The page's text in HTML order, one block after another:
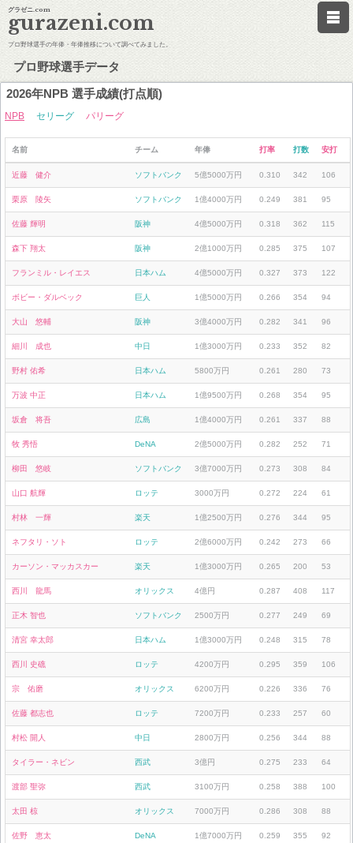
グラゼニ.com
gurazeni.com
プロ野球選手の年俸・年俸推移について調べてみました。
プロ野球選手データ
2026年NPB 選手成績(打点順)
NPB セリーグ パリーグ
名前 チーム 年俸 打率 打数 安打
近藤 健介 ソフトバンク 5億5000万円 0.310 342 106
栗原 陵矢 ソフトバンク 1億4000万円 0.249 381 95
佐藤 輝明 阪神 4億5000万円 0.318 362 115
森下 翔太 阪神 2億1000万円 0.285 375 107
フランミル・レイエス 日本ハム 4億5000万円 0.327 373 122
ボビー・ダルベック 巨人 1億5000万円 0.266 354 94
大山 悠輔 阪神 3億4000万円 0.282 341 96
細川 成也 中日 1億3000万円 0.233 352 82
野村 佑希 日本ハム 5800万円 0.261 280 73
万波 中正 日本ハム 1億9500万円 0.268 354 95
坂倉 将吾 広島 1億4000万円 0.261 337 88
牧 秀悟 DeNA 2億5000万円 0.282 252 71
柳田 悠岐 ソフトバンク 3億7000万円 0.273 308 84
山口 航輝 ロッテ 3000万円 0.272 224 61
村林 一輝 楽天 1億2500万円 0.276 344 95
ネフタリ・ソト ロッテ 2億6000万円 0.242 273 66
カーソン・マッカスカー 楽天 1億3000万円 0.265 200 53
西川 龍馬 オリックス 4億円 0.287 408 117
正木 智也 ソフトバンク 2500万円 0.277 249 69
清宮 幸太郎 日本ハム 1億3000万円 0.248 315 78
西川 史礁 ロッテ 4200万円 0.295 359 106
宗 佑磨 オリックス 6200万円 0.226 336 76
佐藤 都志也 ロッテ 7200万円 0.233 257 60
村松 開人 中日 2800万円 0.256 344 88
タイラー・ネビン 西武 3億円 0.275 233 64
渡部 聖弥 西武 3100万円 0.258 388 100
太田 椋 オリックス 7000万円 0.286 308 88
佐野 恵太 DeNA 1億7000万円 0.259 355 92